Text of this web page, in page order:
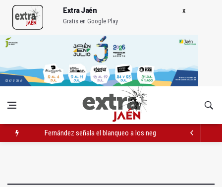
Extra Jaén
Gratis en Google Play
Fernández señala el blanqueo a los negacionistas de la
Latorre incide en el apoyo a proyectos de cooperación